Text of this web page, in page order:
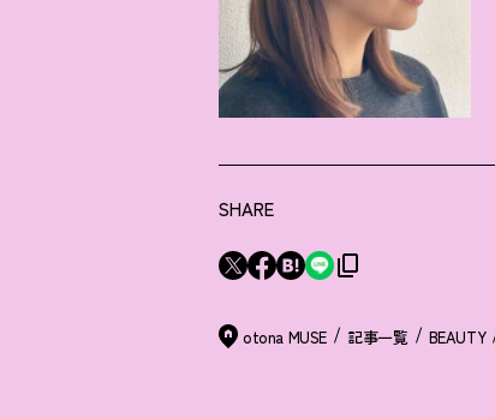
SHARE
otona MUSE 記事一覧 BEAUTY